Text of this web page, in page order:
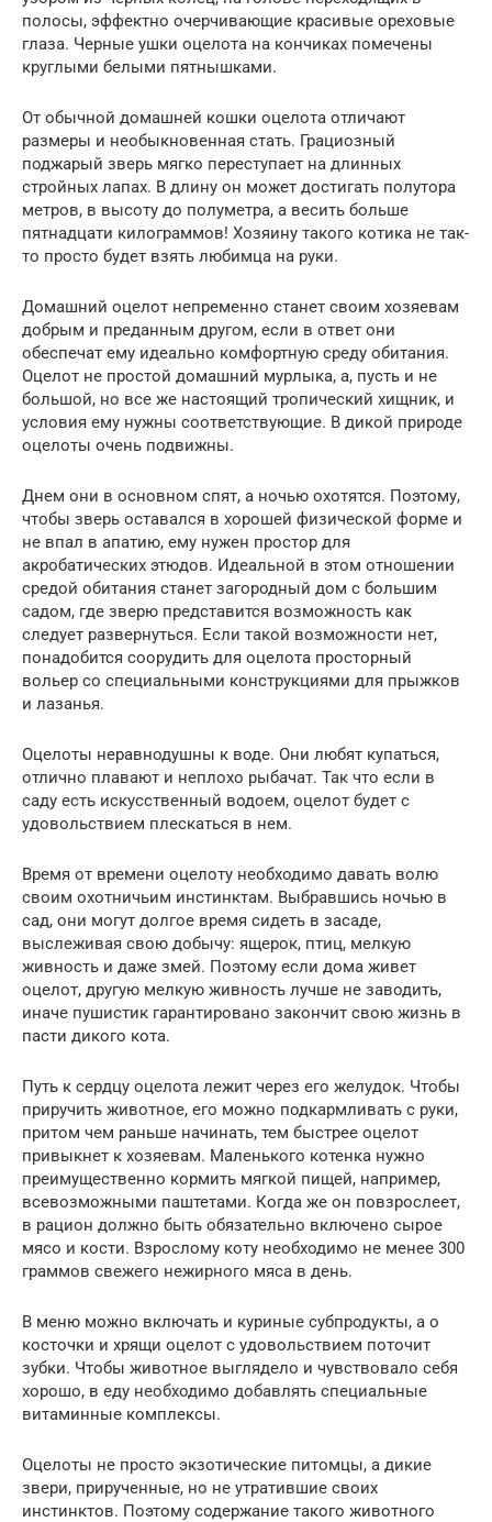
полосы, эффектно очерчивающие красивые ореховые
глаза. Черные ушки оцелота на кончиках помечены
круглыми белыми пятнышками.
От обычной домашней кошки оцелота отличают
размеры и необыкновенная стать. Грациозный
поджарый зверь мягко переступает на длинных
стройных лапах. В длину он может достигать полутора
метров, в высоту до полуметра, а весить больше
пятнадцати килограммов! Хозяину такого котика не так-
то просто будет взять любимца на руки.
Домашний оцелот непременно станет своим хозяевам
добрым и преданным другом, если в ответ они
обеспечат ему идеально комфортную среду обитания.
Оцелот не простой домашний мурлыка, а, пусть и не
большой, но все же настоящий тропический хищник, и
условия ему нужны соответствующие. В дикой природе
оцелоты очень подвижны.
Днем они в основном спят, а ночью охотятся. Поэтому,
чтобы зверь оставался в хорошей физической форме и
не впал в апатию, ему нужен простор для
акробатических этюдов. Идеальной в этом отношении
средой обитания станет загородный дом с большим
садом, где зверю представится возможность как
следует развернуться. Если такой возможности нет,
понадобится соорудить для оцелота просторный
вольер со специальными конструкциями для прыжков
и лазанья.
Оцелоты неравнодушны к воде. Они любят купаться,
отлично плавают и неплохо рыбачат. Так что если в
саду есть искусственный водоем, оцелот будет с
удовольствием плескаться в нем.
Время от времени оцелоту необходимо давать волю
своим охотничьим инстинктам. Выбравшись ночью в
сад, они могут долгое время сидеть в засаде,
выслеживая свою добычу: ящерок, птиц, мелкую
живность и даже змей. Поэтому если дома живет
оцелот, другую мелкую живность лучше не заводить,
иначе пушистик гарантировано закончит свою жизнь в
пасти дикого кота.
Путь к сердцу оцелота лежит через его желудок. Чтобы
приручить животное, его можно подкармливать с руки,
притом чем раньше начинать, тем быстрее оцелот
привыкнет к хозяевам. Маленького котенка нужно
преимущественно кормить мягкой пищей, например,
всевозможными паштетами. Когда же он повзрослеет,
в рацион должно быть обязательно включено сырое
мясо и кости. Взрослому коту необходимо не менее 300
граммов свежего нежирного мяса в день.
В меню можно включать и куриные субпродукты, а о
косточки и хрящи оцелот с удовольствием поточит
зубки. Чтобы животное выглядело и чувствовало себя
хорошо, в еду необходимо добавлять специальные
витаминные комплексы.
Оцелоты не просто экзотические питомцы, а дикие
звери, прирученные, но не утратившие своих
инстинктов. Поэтому содержание такого животного